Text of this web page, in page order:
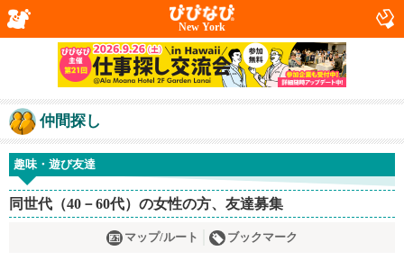
New York
仲間探し
趣味・遊び友達
同世代（40－60代）の女性の方、友達募集
マップ/ルート ブックマーク